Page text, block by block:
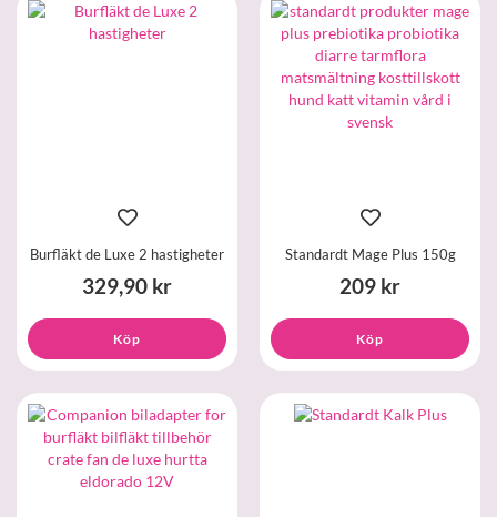
Burfläkt de Luxe 2 hastigheter
329,90 kr
Köp
Standardt Mage Plus 150g
209 kr
Köp